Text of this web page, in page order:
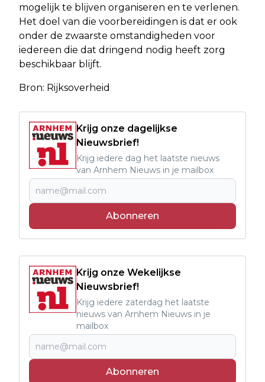
mogelijk te blijven organiseren en te verlenen.
Het doel van die voorbereidingen is dat er ook
onder de zwaarste omstandigheden voor
iedereen die dat dringend nodig heeft zorg
beschikbaar blijft.
Bron: Rijksoverheid
Krijg onze dagelijkse
Nieuwsbrief!
Krijg iedere dag het laatste nieuws
van Arnhem Nieuws in je mailbox
Abonneren
Krijg onze Wekelijkse
Nieuwsbrief!
Krijg iedere zaterdag het laatste
nieuws van Arnhem Nieuws in je
mailbox
Abonneren